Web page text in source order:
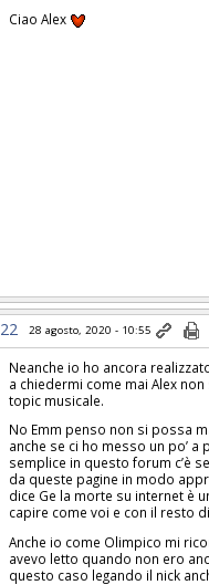
Ciao Alex
22 28 agosto, 2020 - 10:55
Neanche io ho ancora
a chiedermi come mai Alex
topic musicale.
No Emm penso non si possa
anche se ci ho messo un po’
semplice in questo forum c’è
da queste pagine in modo
dice Ge la morte su internet è
capire come voi e con il resto
Anche io come Olimpico mi
avevo letto quando non ero
questo caso legando il nick